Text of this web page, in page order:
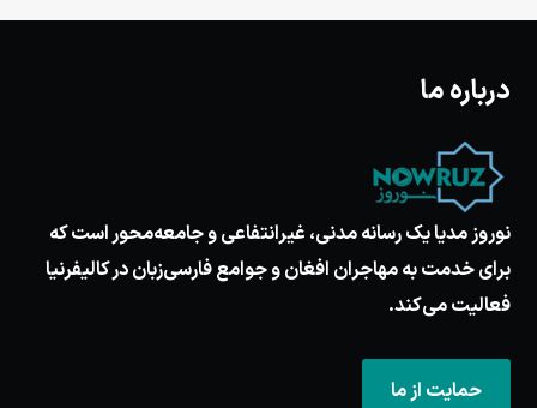
درباره ما
نوروز مدیا یک رسانه مدنی، غیرانتفاعی و جامعه‌محور است که
برای خدمت به مهاجران افغان و جوامع فارسی‌زبان در کالیفرنیا
فعالیت می‌کند.
حمایت از ما